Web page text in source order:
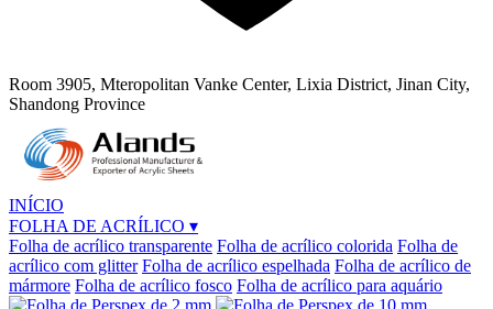
Room 3905, Mteropolitan Vanke Center, Lixia District, Jinan City,
Shandong Province
INÍCIO
FOLHA DE ACRÍLICO ▾
Folha de acrílico transparente Folha de acrílico colorida Folha de
acrílico com glitter Folha de acrílico espelhada Folha de acrílico de
mármore Folha de acrílico fosco Folha de acrílico para aquário